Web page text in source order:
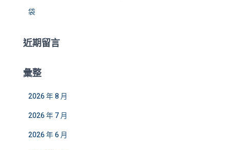
袋
近期留言
彙整
2026 年 8 月
2026 年 7 月
2026 年 6 月